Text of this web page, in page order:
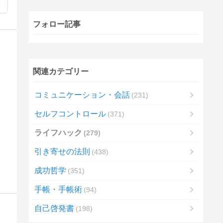
フォロー記事
関連カテゴリー
コミュニケーション・会話 231
セルフコントロール 371
ライフハック 279
引き寄せの法則 438
成功哲学 351
手帳・手帳術 94
自己啓発書 198